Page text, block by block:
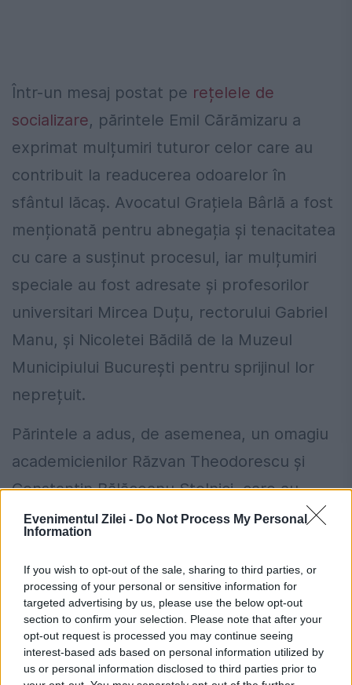
Evenimentul Zilei - Do Not Process My Personal
Information
If you wish to opt-out of the sale, sharing to third parties, or
processing of your personal or sensitive information for
targeted advertising by us, please use the below opt-out
section to confirm your selection. Please note that after your
opt-out request is processed you may continue seeing
interest-based ads based on personal information utilized by
us or personal information disclosed to third parties prior to
Într-un mesaj postat pe rețelele de
socializare, părintele Emil Cărămizaru a
exprimat mulțumiri tuturor celor care au
contribuit la readucerea odoarelor în
sfântul lăcaș. Avocatul Grațiela Bârlă a fost
menționată pentru abnegația și tenacitatea
cu care a susținut procesul, iar mulțumiri
speciale au fost adresate și profesorilor
universitari Mircea Duțu, rectorului Gabriel
Manu, și Nicoletei Bădilă de la Muzeul
Municipiului București pentru sprijinul lor
neprețuit.
Părintele a adus, de asemenea, un omagiu
academicienilor Răzvan Theodorescu și
Constantin Bălăceanu Stolnici, care au
plecat la cele veșnice, dar care au susținut
demnitatea națională. Ernest Oberlander
Târnoveanu a fost menționat cu
recunoștință pentru readucerea candelei
istorice a Mariei Brâncoveanu în biserică, de
la Muzeul Național de Istorie a României.